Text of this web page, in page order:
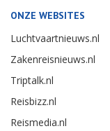
ONZE WEBSITES
Luchtvaartnieuws.nl
Zakenreisnieuws.nl
Triptalk.nl
Reisbizz.nl
Reismedia.nl